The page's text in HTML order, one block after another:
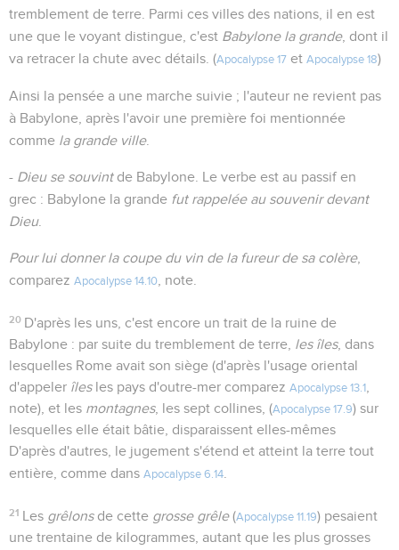
tremblement de terre. Parmi ces villes des nations, il en est
une que le voyant distingue, c'est Babylone la grande, dont il
va retracer la chute avec détails. (Apocalypse 17 et Apocalypse 18)
Ainsi la pensée a une marche suivie ; l'auteur ne revient pas
à Babylone, après l'avoir une première foi mentionnée
comme la grande ville.
- Dieu se souvintde Babylone. Le verbe est au passif en
grec : Babylone la grande fut rappelée au souvenir devant
Dieu.
Pour lui donner la coupe du vin de la fureur de sa colère,
comparez Apocalypse 14.10 , note.
20 D'après les uns, c'est encore un trait de la ruine de
Babylone : par suite du tremblement de terre, les îles, dans
lesquelles Rome avait son siège (d'après l'usage oriental
d'appeler îlesles pays d'outre-mer comparez Apocalypse 13.1
note), et les montagnes, les sept collines, (Apocalypse 17.9) sur
lesquelles elle était bâtie, disparaissent elles-mêmes
D'après d'autres, le jugement s'étend et atteint la terre tout
entière, comme dans Apocalypse 6.14
21 Les grêlonsde cette grosse grêle(Apocalypse 11.19) pesaient
une trentaine de kilogrammes, autant que les plus grosses